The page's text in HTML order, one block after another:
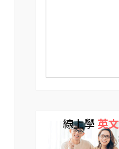
線上學 英文